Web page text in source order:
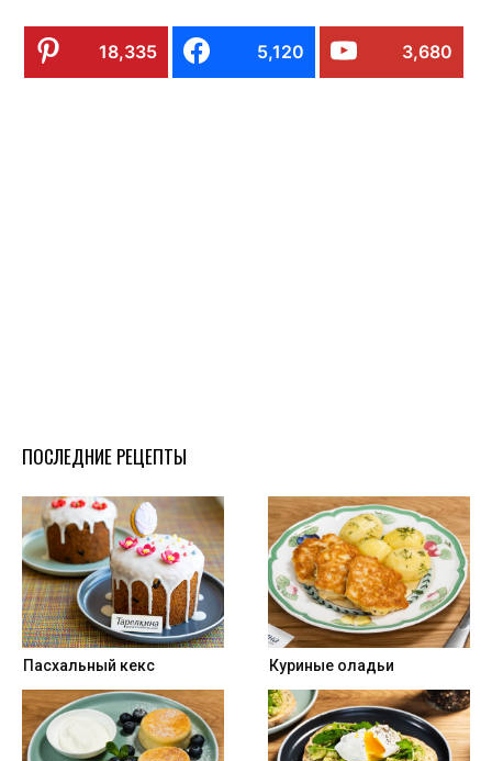
18,335 5,120 3,680
ПОСЛЕДНИЕ РЕЦЕПТЫ
Пасхальный кекс Куриные оладьи